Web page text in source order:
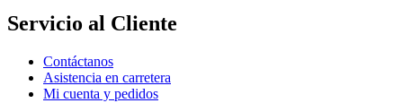
Servicio al Cliente
Contáctanos
Asistencia en carretera
Mi cuenta y pedidos